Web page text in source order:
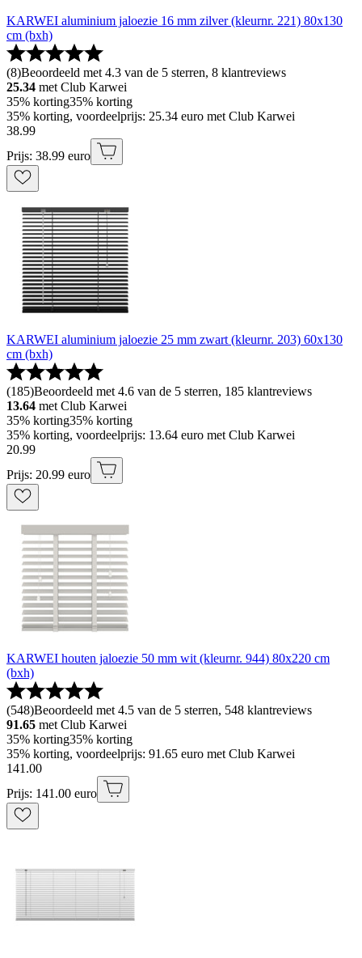
KARWEI aluminium jaloezie 16 mm zilver (kleurnr. 221) 80x130
cm (bxh)
(8)Beoordeeld met 4.3 van de 5 sterren, 8 klantreviews
25.34 met Club Karwei
35% korting35% korting
35% korting, voordeelprijs: 25.34 euro met Club Karwei
38.99
Prijs: 38.99 euro
KARWEI aluminium jaloezie 25 mm zwart (kleurnr. 203) 60x130
cm (bxh)
(185)Beoordeeld met 4.6 van de 5 sterren, 185 klantreviews
13.64 met Club Karwei
35% korting35% korting
35% korting, voordeelprijs: 13.64 euro met Club Karwei
20.99
Prijs: 20.99 euro
KARWEI houten jaloezie 50 mm wit (kleurnr. 944) 80x220 cm
(bxh)
(548)Beoordeeld met 4.5 van de 5 sterren, 548 klantreviews
91.65 met Club Karwei
35% korting35% korting
35% korting, voordeelprijs: 91.65 euro met Club Karwei
141.00
Prijs: 141.00 euro